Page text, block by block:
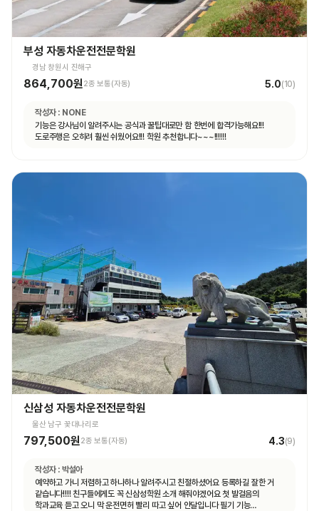
부성 자동차운전전문학원
경남 창원시 진해구
864,700원2종 보통(자동) 5.0(10)
작성자 : NONE
기능은 강사님이 알려주시는 공식과 꿀팁대로만 함 한번에 합격가능해요!!!
도로주행은 오히려 훨씬 쉬웠어요!!! 학원 추천합니다~~~!!!!!!
신삼성 자동차운전전문학원
울산 남구 꽃대나리로
797,500원2종 보통(자동) 4.3(9)
작성자 : 박설아
예약하고 가니 저렴하고 하나하나 알려주시고 친절하셨어요 등록하길 잘한 거
같습니다!!!! 친구들에게도 꼭 신삼성학원 소개 해줘야겠어요 첫 발걸음의
학과교육 듣고 오니 막 운전면허 빨리 따고 싶어 안달입니다 필기 기능